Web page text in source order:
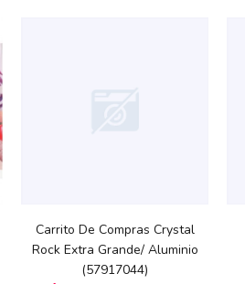
Carrito De Compras Crystal
Rock Extra Grande/ Aluminio
(57917044)